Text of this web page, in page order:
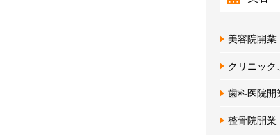
美容院開業
クリニック
歯科医院開
整骨院開業